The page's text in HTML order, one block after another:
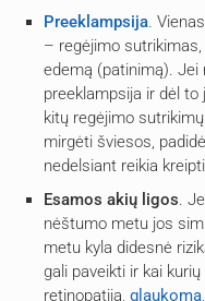
Preeklampsija.
– regėjimo
edemą (patinimą). Jei
preeklampsija ir dėl
kitų regėjimo
mirgėti šviesos,
nedelsiant reikia
Esamos akių ligos.
nėštumo metu jos
metu kyla didesnė
gali paveikti ir kai
retinopatija, glaukoma